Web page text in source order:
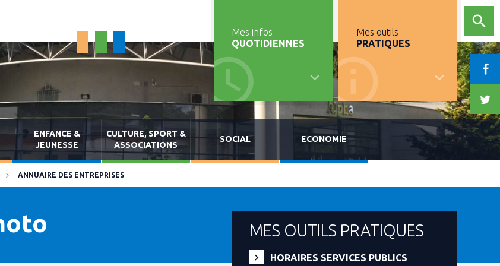
Mes infos
QUOTIDIENNES
Mes outils
PRATIQUES
ENFANCE &
JEUNESSE
CULTURE, SPORT &
ASSOCIATIONS
SOCIAL ECONOMIE
ANNUAIRE DES ENTREPRISES
MES OUTILS PRATIQUES
HORAIRES SERVICES PUBLICS